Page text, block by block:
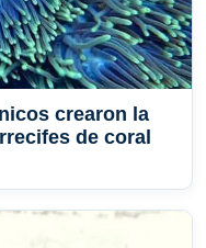
crearon la
de coral